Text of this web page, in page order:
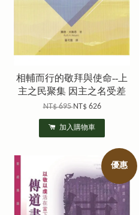
相輔而行的敬拜與使命--上
主之民聚集 因主之名受差
NT$ 695NT$ 626
加入購物車
優惠